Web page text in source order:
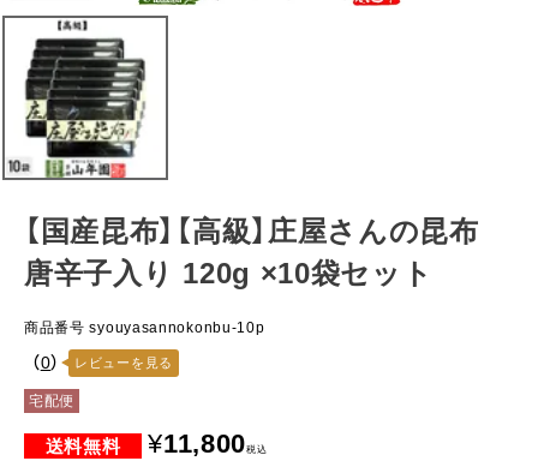
【国産昆布】【高級】庄屋さんの昆布
唐辛子入り 120g ×10袋セット
商品番号 syouyasannokonbu-10p
（0） レビューを見る
宅配便
¥11,800税込